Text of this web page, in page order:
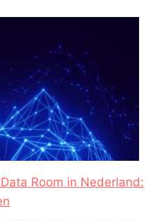
Room in Nederland: